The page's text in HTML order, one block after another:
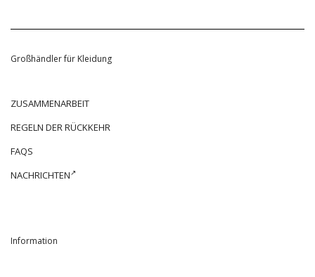
Großhändler für Kleidung
ZUSAMMENARBEIT
REGELN DER RÜCKKEHR
FAQS
NACHRICHTEN
Information